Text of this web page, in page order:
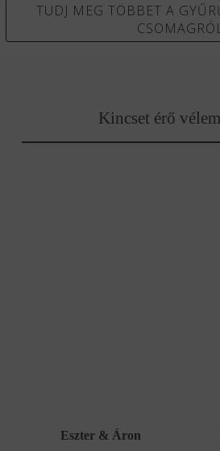
TUDJ MEG TÖBBET A
Kincset érő
Eszter & Áron